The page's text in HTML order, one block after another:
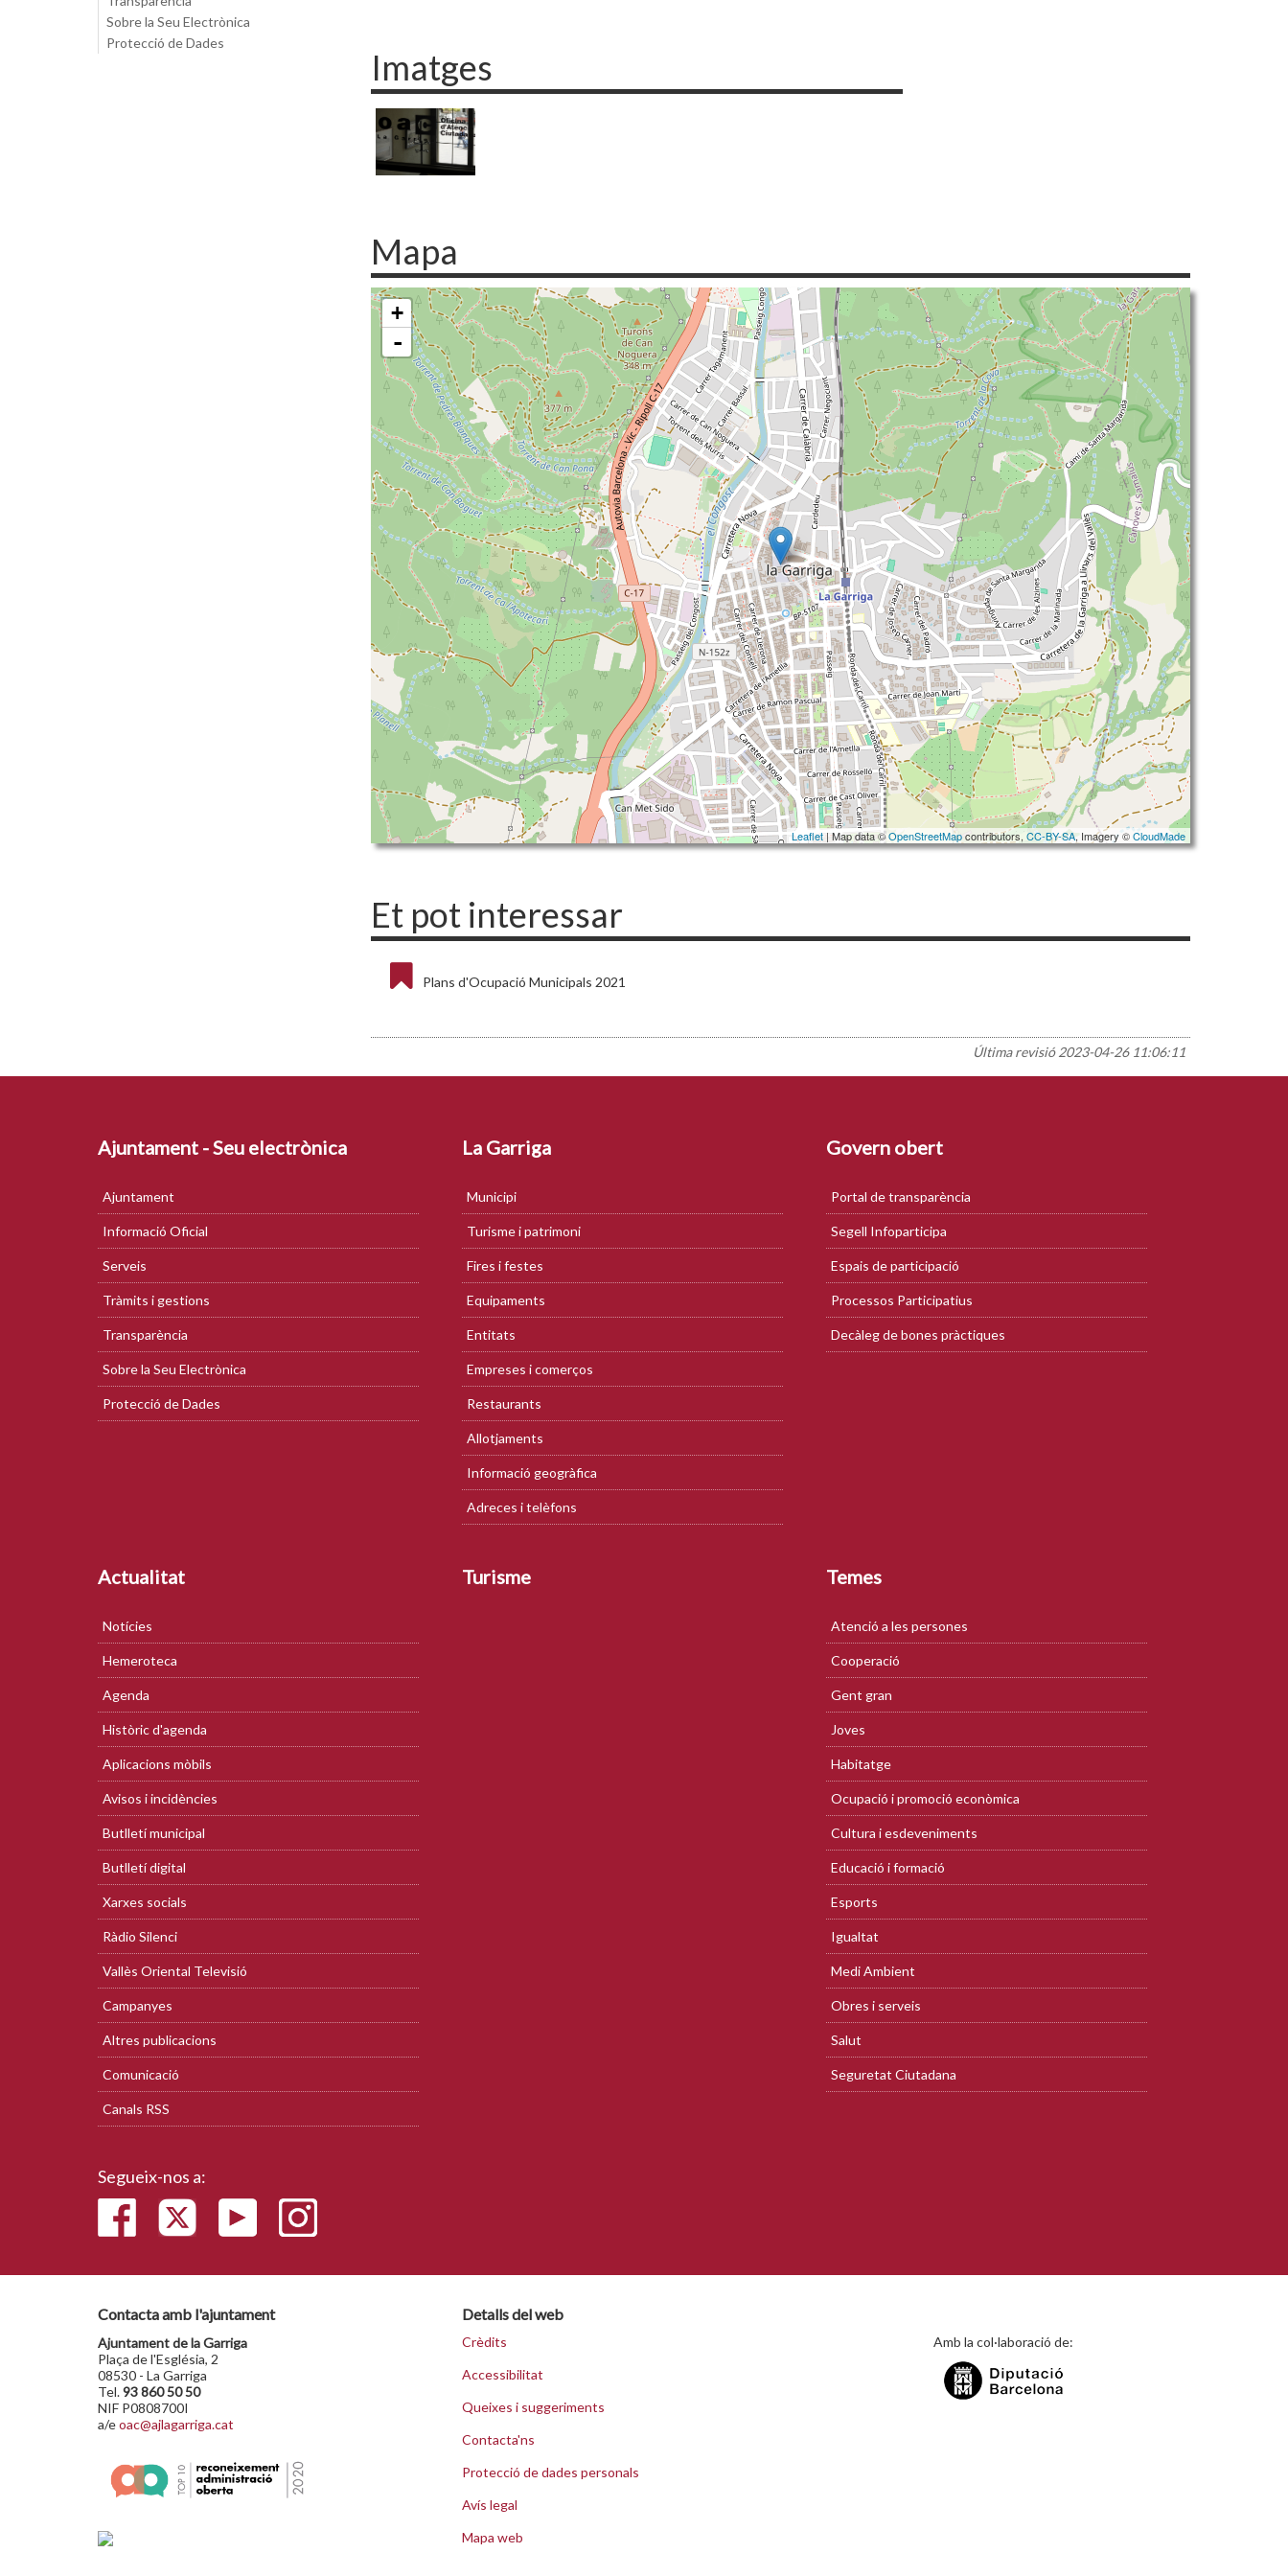
Sobre la Seu Electrònica
Protecció de Dades
Imatges
Mapa
+
-
Leaflet| Map data ©OpenStreetMapcontributors,CC-BY-SA, Imagery ©CloudMade
Et pot interessar
Plans d'Ocupació Municipals 2021
Última revisió2023-04-26 11:06:11
Ajuntament - Seu electrònica
Ajuntament
Informació Oficial
Serveis
Tràmits i gestions
Transparència
Sobre la Seu Electrònica
Protecció de Dades
La Garriga
Municipi
Turisme i patrimoni
Fires i festes
Equipaments
Entitats
Empreses i comerços
Restaurants
Allotjaments
Informació geogràfica
Adreces i telèfons
Govern obert
Portal de transparència
Segell Infoparticipa
Espais de participació
Processos Participatius
Decàleg de bones pràctiques
Actualitat
Notícies
Hemeroteca
Agenda
Històric d'agenda
Aplicacions mòbils
Avisos i incidències
Butlletí municipal
Butlletí digital
Xarxes socials
Ràdio Silenci
Vallès Oriental Televisió
Campanyes
Altres publicacions
Comunicació
Canals RSS
Turisme Temes
Atenció a les persones
Cooperació
Gent gran
Joves
Habitatge
Ocupació i promoció econòmica
Cultura i esdeveniments
Educació i formació
Esports
Igualtat
Medi Ambient
Obres i serveis
Salut
Seguretat Ciutadana
Segueix-nos a:
Contacta amb l'ajuntament
Ajuntament de la Garriga
Plaça de l'Església, 2
08530 - La Garriga
Tel.93 860 50 50
NIF P0808700I
a/eoac@ajlagarriga.cat
Detalls del web
Crèdits
Accessibilitat
Queixes i suggeriments
Contacta'ns
Protecció de dades personals
Avís legal
Mapa web
Amb la col·laboració de: